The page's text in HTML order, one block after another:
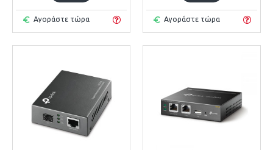
Αγοράστε τώρα Αγοράστε τώρα